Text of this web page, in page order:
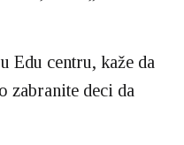
Edu centru, kaže da
zabranite deci da